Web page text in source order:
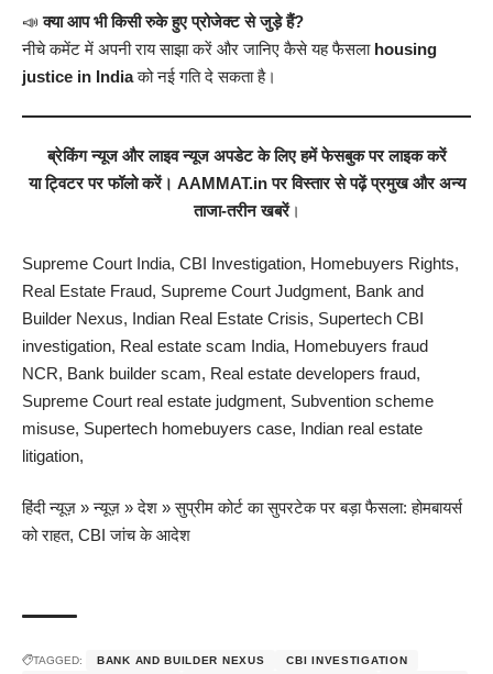
📣क्या आप भी किसी रुके हुए प्रोजेक्ट से जुड़े हैं?
नीचे कमेंट में अपनी राय साझा करें और जानिए कैसे यह फैसला housing
justice in Indiaको नई गति दे सकता है।
ब्रेकिंग न्यूजऔरलाइव न्यूजअपडेट के लिए हमेंफेसबुकपर लाइक करें
याट्विटरपर फॉलो करें। AAMMAT.inपर विस्तार से पढ़ेंप्रमुखऔर अन्य
ताजा-तरीन खबरें।
Supreme Court India, CBI Investigation, Homebuyers Rights,
Real Estate Fraud, Supreme Court Judgment, Bank and
Builder Nexus, Indian Real Estate Crisis, Supertech CBI
investigation, Real estate scam India, Homebuyers fraud
NCR, Bank builder scam, Real estate developers fraud,
Supreme Court real estate judgment, Subvention scheme
misuse, Supertech homebuyers case, Indian real estate
litigation,
हिंदी न्यूज़ »न्यूज़ »देश »सुप्रीम कोर्ट का सुपरटेक पर बड़ा फैसला: होमबायर्स
को राहत, CBI जांच के आदेश
TAGGED: BANK AND BUILDER NEXUS
CBI INVESTIGATION